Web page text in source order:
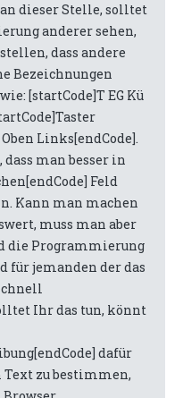
dieser Stelle, solltet
anderer sehen,
dass andere
Bezeichnungen
[startCode]T EG Kü
Links[endCode].
man besser in
Feld
Kann man machen
muss man aber
die Programmierung
für jemanden der das
Ihr das tun, könnt
dafür
zu bestimmen,